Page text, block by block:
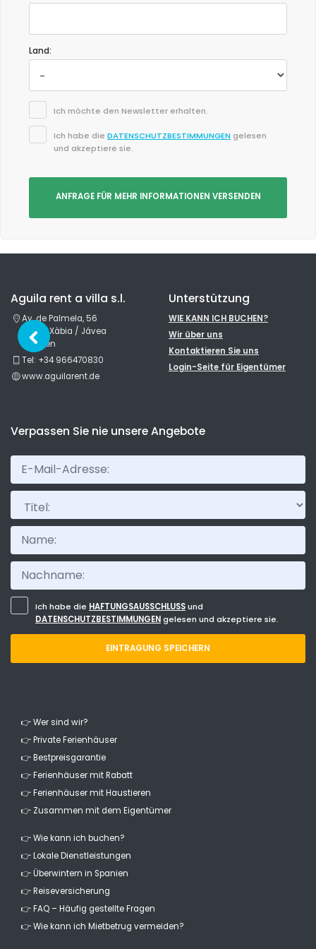
Land:
Ich möchte den Newsletter erhalten.
Ich habe die DATENSCHUTZBESTIMMUNGEN gelesen
und akzeptiere sie.
ANFRAGE FÜR MEHR INFORMATIONEN VERSENDEN
Aguila rent a villa s.l.
Av. de Palmela, 56
03730 Xàbia / Jávea
Spanien
Tel: +34 966470830
www.aguilarent.de
Unterstützung
WIE KANN ICH BUCHEN?
Wir über uns
Kontaktieren Sie uns
Login-Seite für Eigentümer
Verpassen Sie nie unsere Angebote
Titel:
Ich habe die HAFTUNGSAUSSCHLUSSund
DATENSCHUTZBESTIMMUNGENgelesen und akzeptiere sie.
EINTRAGUNG SPEICHERN
👉 Wer sind wir?
👉 Private Ferienhäuser
👉 Bestpreisgarantie
👉 Ferienhäuser mit Rabatt
👉 Ferienhäuser mit Haustieren
👉 Zusammen mit dem Eigentümer
👉 Wie kann ich buchen?
👉 Lokale Dienstleistungen
👉 Überwintern in Spanien
👉 Reiseversicherung
👉 FAQ – Häufig gestellte Fragen
👉 Wie kann ich Mietbetrug vermeiden?